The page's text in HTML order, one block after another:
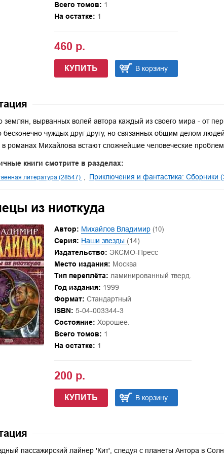
Всего томов: 1
На остатке: 1
460 р.
КУПИТЬ В корзину
землян, вырванных волей автора каждый из своего мира - от
бесконечно чуждых друг другу, но связанных общим делом
в романах Михайлова встают сложнейшие человеческие
книги смотрите в разделах:
литература (28547) Приключения и фантастика: Сборники
из ниоткуда
Автор: Михайлов Владимир (10)
Серия: Наши звезды (14)
Издательство: ЭКСМО-Пресс
Место издания: Москва
Тип переплёта: ламинированный тверд.
Год издания: 1999
Формат: Стандартный
ISBN: 5-04-003344-3
Состояние: Хорошее.
Всего томов: 1
На остатке: 1
200 р.
КУПИТЬ В корзину
пассажирский лайнер 'Кит', следуя с планеты Антора в